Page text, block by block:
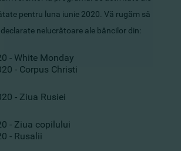
pentru luna iunie 2020. Vă rugăm să
nelucrătoare ale băncilor din:
- Whitе Monday
- Corpus Christi
- Ziua Rusiei
- Ziua copilului
- Rusalii